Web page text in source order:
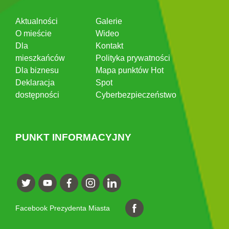
Aktualności
O mieście
Dla
mieszkańców
Dla biznesu
Deklaracja
dostępności
Galerie
Wideo
Kontakt
Polityka prywatności
Mapa punktów Hot
Spot
Cyberbezpieczeństwo
PUNKT INFORMACYJNY
Facebook Prezydenta Miasta